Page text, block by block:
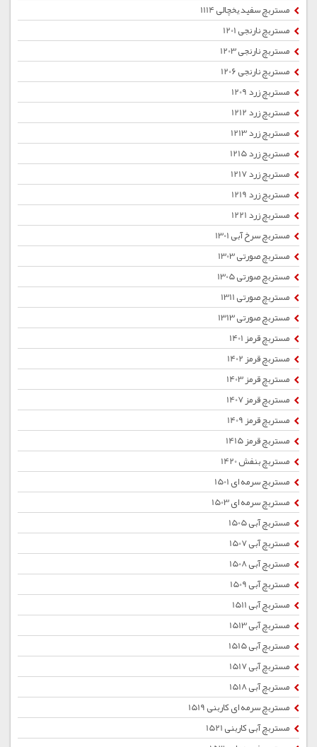
مستربچ سفید یخچالی 1114
مستربچ نارنجی 1201
مستربچ نارنجی 1203
مستربچ نارنجی 1206
مستربچ زرد 1209
مستربچ زرد 1212
مستربچ زرد 1213
مستربچ زرد 1215
مستربچ زرد 1217
مستربچ زرد 1219
مستربچ زرد 1221
مستربچ سرخ آبی 1301
مستربچ صورتی 1303
مستربچ صورتی 1305
مستربچ صورتی 1311
مستربچ صورتی 1313
مستربچ قرمز 1401
مستربچ قرمز 1402
مستربچ قرمز 1403
مستربچ قرمز 1407
مستربچ قرمز 1409
مستربچ قرمز 1415
مستربچ بنفش 1420
مستربچ سرمه ای 1501
مستربچ سرمه ای 1503
مستربچ آبی 1505
مستربچ آبی 1507
مستربچ آبی 1508
مستربچ آبی 1509
مستربچ آبی 1511
مستربچ آبی 1513
مستربچ آبی 1515
مستربچ آبی 1517
مستربچ آبی 1518
مستربچ سرمه ای کاربنی 1519
مستربچ آبی کاربنی 1521